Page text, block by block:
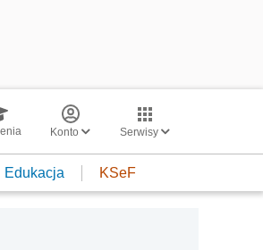
Konto Serwisy
Edukacja KSeF